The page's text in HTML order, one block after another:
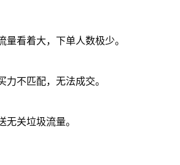
看着大，下单人数极少。
不匹配，无法成交。
关垃圾流量。